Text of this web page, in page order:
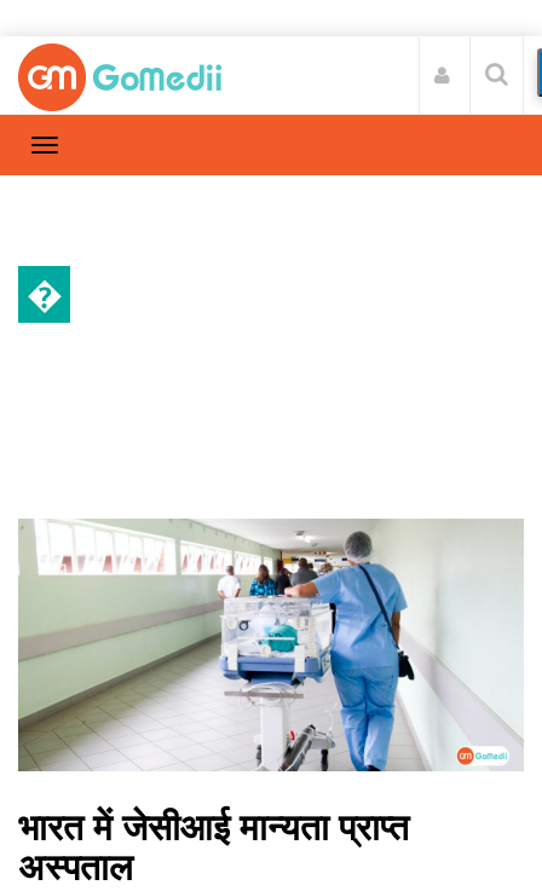
�
भारत में जेसीआई मान्यता प्राप्त
अस्पताल